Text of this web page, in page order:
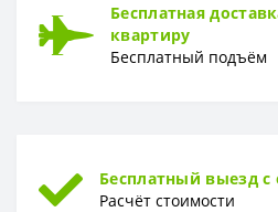
Тип
Бесплатная
квартиру
Бесплатный подъём
Бесплатный выезд с
Расчёт стоимости